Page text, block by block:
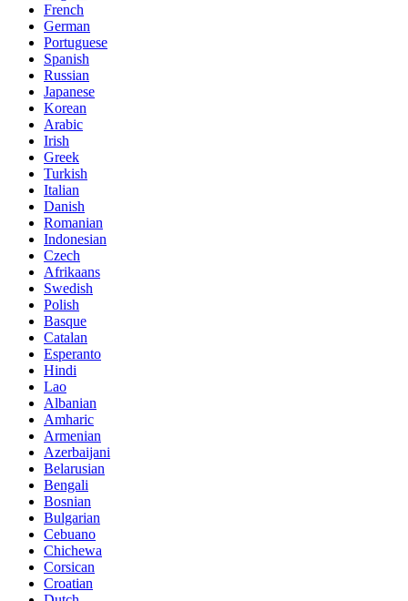
French
German
Portuguese
Spanish
Russian
Japanese
Korean
Arabic
Irish
Greek
Turkish
Italian
Danish
Romanian
Indonesian
Czech
Afrikaans
Swedish
Polish
Basque
Catalan
Esperanto
Hindi
Lao
Albanian
Amharic
Armenian
Azerbaijani
Belarusian
Bengali
Bosnian
Bulgarian
Cebuano
Chichewa
Corsican
Croatian